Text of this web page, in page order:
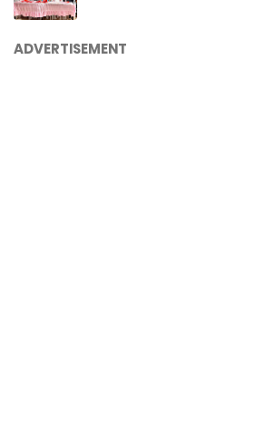
ADVERTISEMENT